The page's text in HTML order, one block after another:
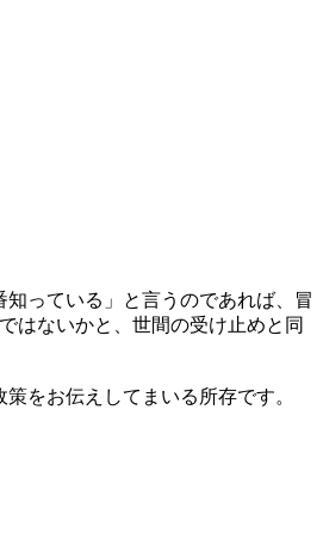
っている」と言うのであれば、冒
はないかと、世間の受け止めと同
をお伝えしてまいる所存です。